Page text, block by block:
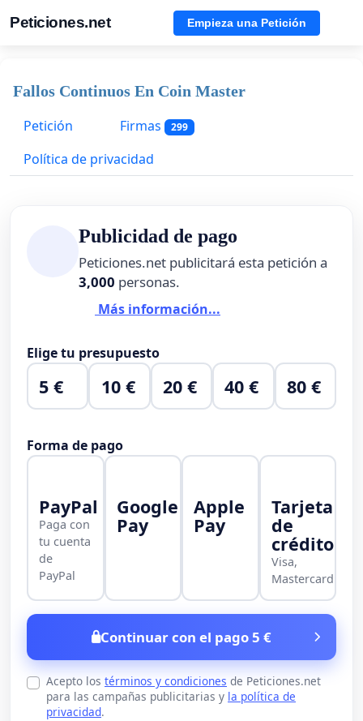
Peticiones.net Empieza una Petición
Fallos Continuos En Coin Master
Petición
Firmas 299
Política de privacidad
Publicidad de pago
Peticiones.net publicitará esta petición a
3,000 personas.
Más información...
Elige tu presupuesto
5 € 10 € 20 € 40 € 80 €
Forma de pago
PayPal
Paga con
tu cuenta
de
PayPal
Google
Pay
Apple
Pay
Tarjeta
de
crédito
Visa,
Mastercard
Continuar con el pago 5 €
Acepto los términos y condiciones de Peticiones.net
para las campañas publicitarias y la política de
privacidad.